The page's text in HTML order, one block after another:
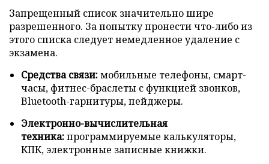
Запрещенный список значительно шире
разрешенного. За попытку пронести что-либо из
этого списка следует немедленное удаление с
экзамена.
Средства связи:мобильные телефоны, смарт-
часы, фитнес-браслеты с функцией звонков,
Bluetooth-гарнитуры, пейджеры.
Электронно-вычислительная
техника:программируемые калькуляторы,
КПК, электронные записные книжки.